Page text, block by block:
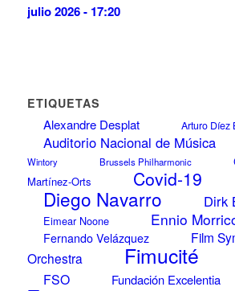
julio 2026 - 17:20
ETIQUETAS
Alexandre Desplat Arturo Díez
Auditorio Nacional de Música
Wintory
Brussels Philharmonic
Martínez-Orts
Covid-19
Diego Navarro Dirk
Eimear Noone Ennio
Fernando Velázquez
Film
Orchestra
Fimucité
FSO Fundación Excelentia